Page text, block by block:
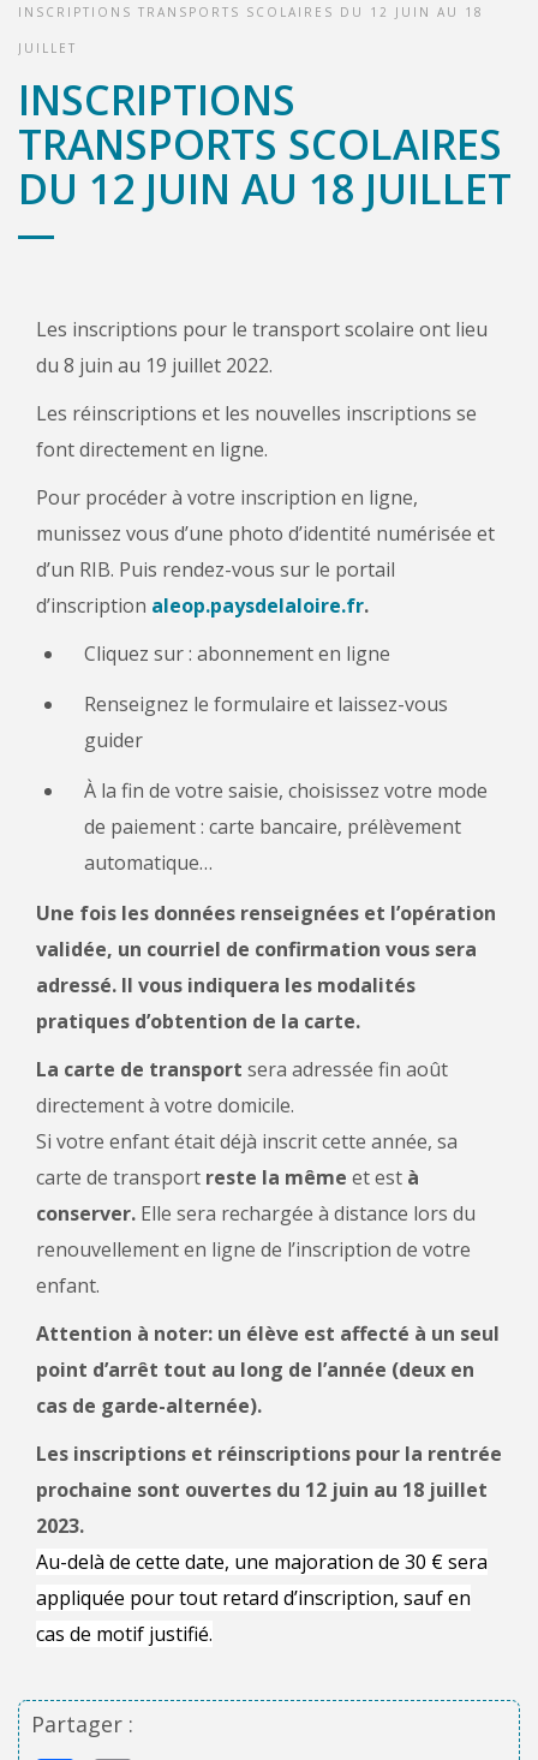
INSCRIPTIONS TRANSPORTS SCOLAIRES DU 12 JUIN AU 18
JUILLET
INSCRIPTIONS
TRANSPORTS SCOLAIRES
DU 12 JUIN AU 18 JUILLET
Les inscriptions pour le transport scolaire ont lieu
du 8 juin au 19 juillet 2022.
Les réinscriptions et les nouvelles inscriptions se
font directement en ligne.
Pour procéder à votre inscription en ligne,
munissez vous d’une photo d’identité numérisée et
d’un RIB. Puis rendez-vous sur le portail
d’inscription aleop.paysdelaloire.fr.
Cliquez sur : abonnement en ligne
Renseignez le formulaire et laissez-vous
guider
À la fin de votre saisie, choisissez votre mode
de paiement : carte bancaire, prélèvement
automatique…
Une fois les données renseignées et l’opération
validée, un courriel de confirmation vous sera
adressé. Il vous indiquera les modalités
pratiques d’obtention de la carte.
La carte de transport sera adressée fin août
directement à votre domicile.
Si votre enfant était déjà inscrit cette année, sa
carte de transport reste la même et est à
conserver. Elle sera rechargée à distance lors du
renouvellement en ligne de l’inscription de votre
enfant.
Attention à noter: un élève est affecté à un seul
point d’arrêt tout au long de l’année (deux en
cas de garde-alternée).
Les inscriptions et réinscriptions pour la rentrée
prochaine sont ouvertes du 12 juin au 18 juillet
2023.
Au-delà de cette date, une majoration de 30 € sera
appliquée pour tout retard d’inscription, sauf en
cas de motif justifié.
Partager :